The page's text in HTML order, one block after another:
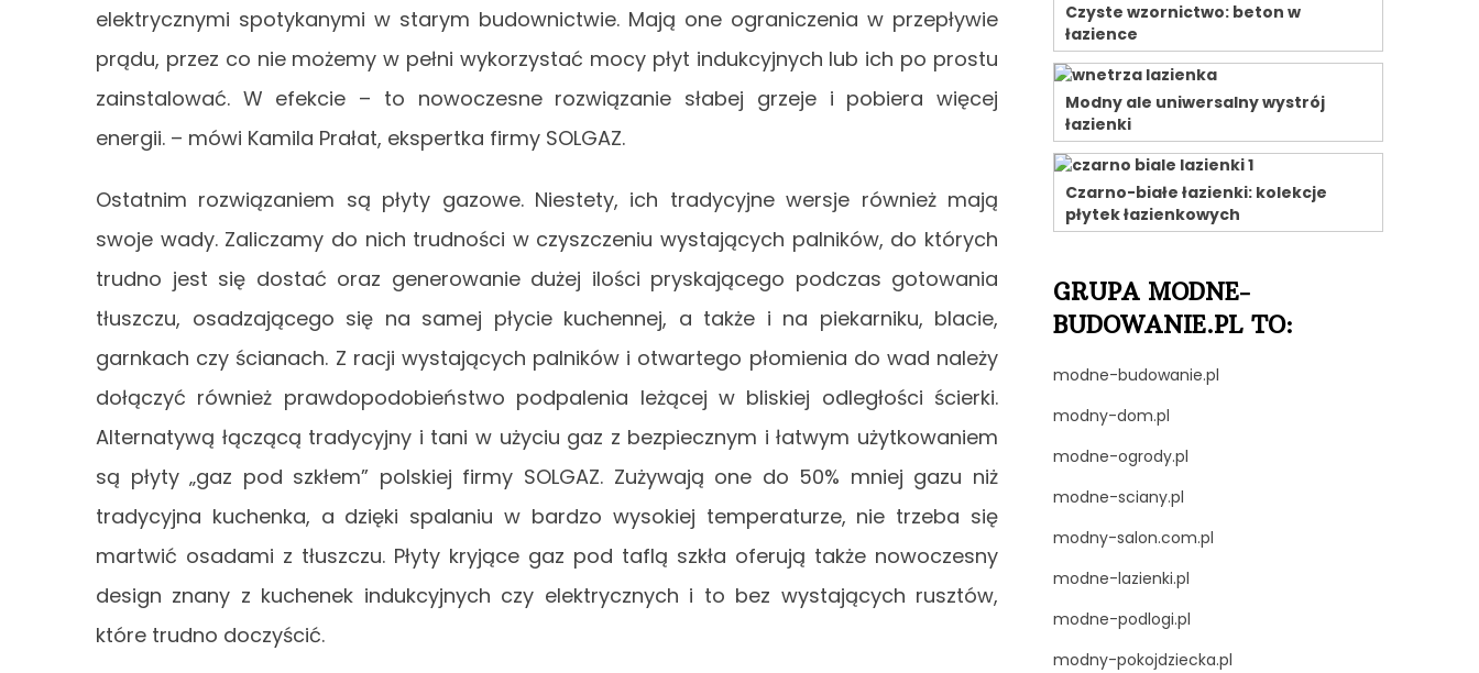
elektrycznymi spotykanymi w starym budownictwie. Mają one ograniczenia w przepływie
prądu, przez co nie możemy w pełni wykorzystać mocy płyt indukcyjnych lub ich po prostu
zainstalować. W efekcie – to nowoczesne rozwiązanie słabej grzeje i pobiera więcej
energii. – mówi Kamila Prałat, ekspertka firmy SOLGAZ.
Ostatnim rozwiązaniem są płyty gazowe. Niestety, ich tradycyjne wersje również mają
swoje wady. Zaliczamy do nich trudności w czyszczeniu wystających palników, do których
trudno jest się dostać oraz generowanie dużej ilości pryskającego podczas gotowania
tłuszczu, osadzającego się na samej płycie kuchennej, a także i na piekarniku, blacie,
garnkach czy ścianach. Z racji wystających palników i otwartego płomienia do wad należy
dołączyć również prawdopodobieństwo podpalenia leżącej w bliskiej odległości ścierki.
Alternatywą łączącą tradycyjny i tani w użyciu gaz z bezpiecznym i łatwym użytkowaniem
są płyty „gaz pod szkłem” polskiej firmy SOLGAZ. Zużywają one do 50% mniej gazu niż
tradycyjna kuchenka, a dzięki spalaniu w bardzo wysokiej temperaturze, nie trzeba się
martwić osadami z tłuszczu. Płyty kryjące gaz pod taflą szkła oferują także nowoczesny
design znany z kuchenek indukcyjnych czy elektrycznych i to bez wystających rusztów,
które trudno doczyścić.
Czyste wzornictwo: beton w
łazience
Modny ale uniwersalny wystrój
łazienki
Czarno-białe łazienki: kolekcje
płytek łazienkowych
GRUPA MODNE-
BUDOWANIE.PL TO:
modne-budowanie.pl
modny-dom.pl
modne-ogrody.pl
modne-sciany.pl
modny-salon.com.pl
modne-lazienki.pl
modne-podlogi.pl
modny-pokojdziecka.pl